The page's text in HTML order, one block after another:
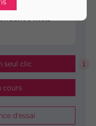
3 mois
seul clic
cours
d'essai